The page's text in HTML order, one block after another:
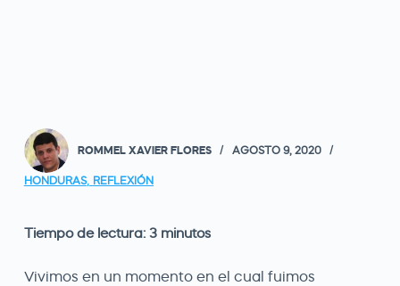
ROMMEL XAVIER FLORES AGOSTO 9, 2020
HONDURAS, REFLEXIÓN
Tiempo de lectura: 3 minutos
Vivimos en un momento en el cual fuimos